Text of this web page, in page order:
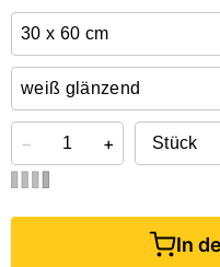
Online kaufen &
− +
In